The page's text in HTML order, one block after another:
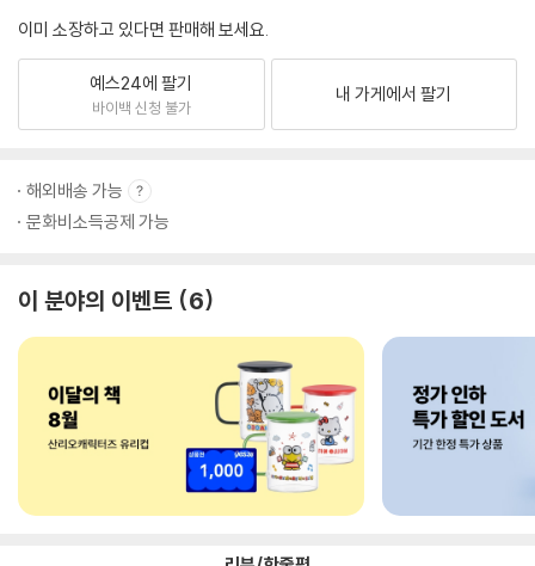
이미 소장하고 있다면 판매해 보세요.
예스24에 팔기
바이백 신청 불가
내 가게에서 팔기
해외배송 가능
문화비소득공제 가능
이 분야의 이벤트 6